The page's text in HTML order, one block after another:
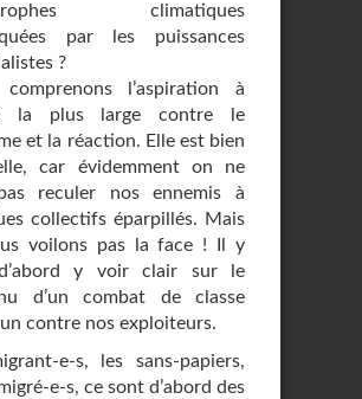
climatiques
par les puissances
?
comprenons l’aspiration à
la plus large contre le
et la réaction. Elle est bien
car évidemment on ne
reculer nos ennemis à
collectifs éparpillés. Mais
voilons pas la face ! Il y
y voir clair sur le
d’un combat de classe
contre nos exploiteurs.
e-s, les sans-papiers,
e-s, ce sont d’abord des